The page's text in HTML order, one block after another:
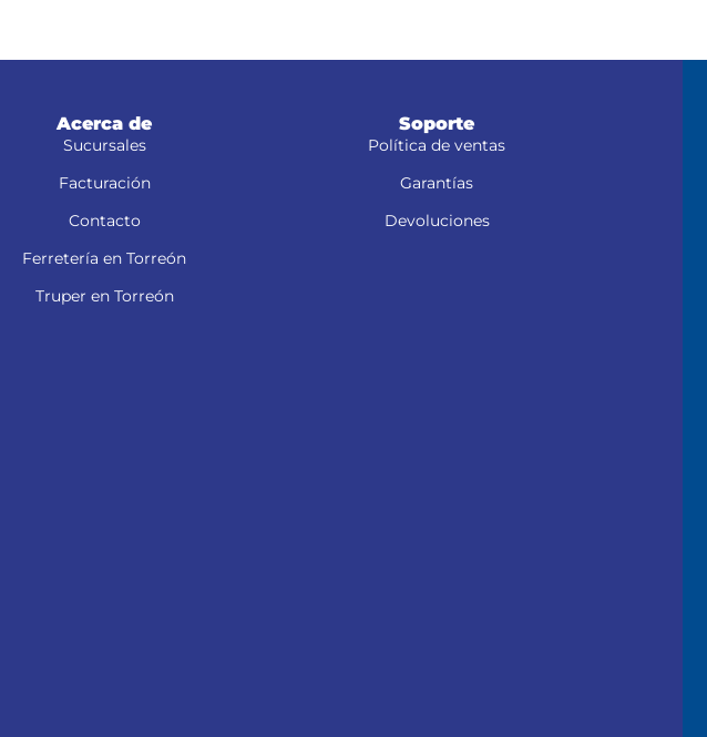
Acerca de
Sucursales
Facturación
Contacto
Ferretería en Torreón
Truper en Torreón
Soporte
Política de ventas
Garantías
Devoluciones